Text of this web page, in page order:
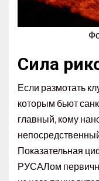
Сила
Если размотать
которым бьют
главный, кому
Показательная
РУСАЛом